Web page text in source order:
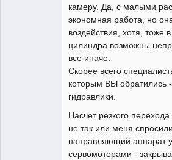
камеру. Да, с малыми
экономная работа, но
воздействия, хотя, тоже
цилиндра возможны
все иначе.
Скорее всего
которым ВЫ обратились
гидравлики.
Насчет резкого
не так или меня
направляющий аппарат
сервомоторами -